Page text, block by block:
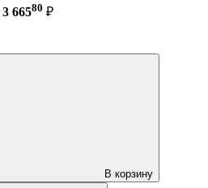
3 66580 ₽
В корзину